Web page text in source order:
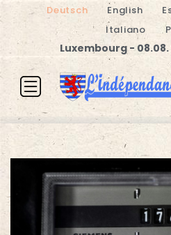
Deutsch English
Italiano
Luxembourg - 08.08.